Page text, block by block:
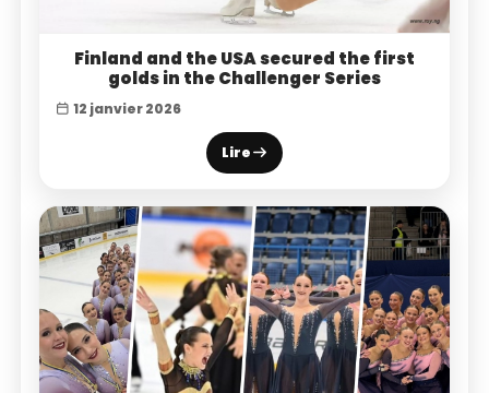
Finland and the USA secured the first
golds in the Challenger Series
12 janvier 2026
Lire